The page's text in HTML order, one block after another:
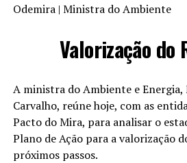
Odemira | Ministra do Ambiente
Valorização do
A ministra do Ambiente e Energia,
Carvalho, reúne hoje, com as
Pacto do Mira, para analisar o
Plano de Ação para a valorização
próximos passos.